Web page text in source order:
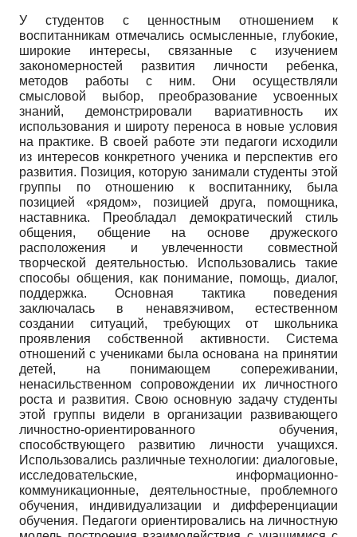
У студентов с ценностным отношением к
воспитанникам отмечались осмысленные, глубокие,
широкие интересы, связанные с изучением
закономерностей развития личности ребенка,
методов работы с ним. Они осуществляли
смысловой выбор, преобразование усвоенных
знаний, демонстрировали вариативность их
использования и широту переноса в новые условия
на практике. В своей работе эти педагоги исходили
из интересов конкретного ученика и перспектив его
развития. Позиция, которую занимали студенты этой
группы по отношению к воспитаннику, была
позицией «рядом», позицией друга, помощника,
наставника. Преобладал демократический стиль
общения, общение на основе дружеского
расположения и увлеченности совместной
творческой деятельностью. Использовались такие
способы общения, как понимание, помощь, диалог,
поддержка. Основная тактика поведения
заключалась в ненавязчивом, естественном
создании ситуаций, требующих от школьника
проявления собственной активности. Система
отношений с учениками была основана на принятии
детей, на понимающем сопереживании,
ненасильственном сопровождении их личностного
роста и развития. Свою основную задачу студенты
этой группы видели в организации развивающего
личностно-ориентированного обучения,
способствующего развитию личности учащихся.
Использовались различные технологии: диалоговые,
исследовательские, информационно-
коммуникационные, деятельностные, проблемного
обучения, индивидуализации и дифференциации
обучения. Педагоги ориентировались на личностную